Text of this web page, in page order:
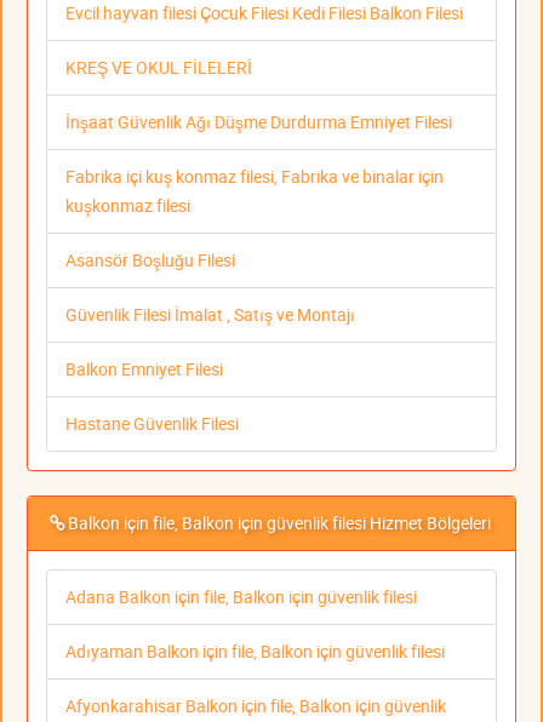
Evcil hayvan filesi Çocuk Filesi Kedi Filesi Balkon Filesi
KREŞ VE OKUL FİLELERİ
İnşaat Güvenlik Ağı Düşme Durdurma Emniyet Filesi
Fabrika içi kuş konmaz filesi, Fabrika ve binalar için
kuşkonmaz filesi
Asansör Boşluğu Filesi
Güvenlik Filesi İmalat , Satış ve Montajı
Balkon Emniyet Filesi
Hastane Güvenlik Filesi
Balkon için file, Balkon için güvenlik filesi Hizmet Bölgeleri
Adana Balkon için file, Balkon için güvenlik filesi
Adıyaman Balkon için file, Balkon için güvenlik filesi
Afyonkarahisar Balkon için file, Balkon için güvenlik